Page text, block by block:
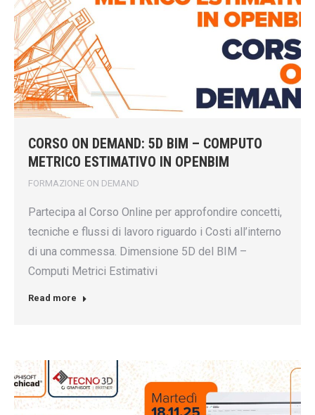
CORSO ON DEMAND: 5D BIM – COMPUTO
METRICO ESTIMATIVO IN OPENBIM
FORMAZIONE ON DEMAND
Partecipa al Corso Online per approfondire concetti,
tecniche e flussi di lavoro riguardo i Costi all’interno
di una commessa. Dimensione 5D del BIM –
Computi Metrici Estimativi
Read more